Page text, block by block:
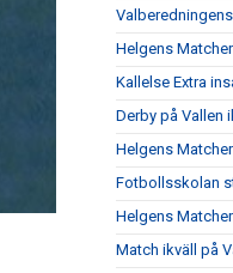
Helgens
Kallelse Extra
Derby på Vallen
Helgens
Fotbollsskolan
Helgens
Match ikväll på